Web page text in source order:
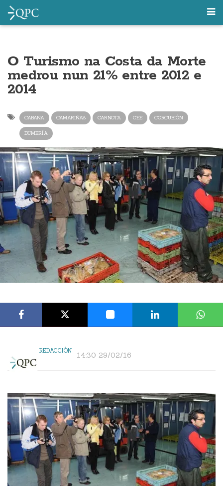
O Turismo na Costa da Morte
medrou nun 21% entre 2012 e
2014
CABANA CAMARIÑAS CARNOTA CEE CORCUBIÓN
DUMBRÍA
REDACCIÓN 14:30 29/02/16